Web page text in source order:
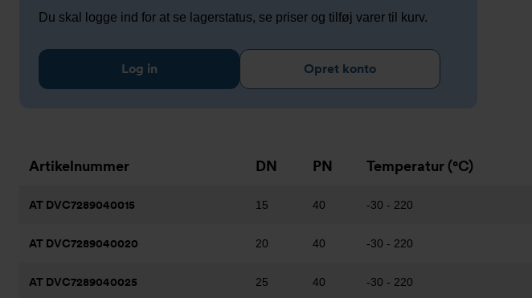
Du skal logge ind for at se lagerstatus, se priser og tilføj varer til kurv.
Log in Opret konto
Artikelnummer DN PN Temperatur (°C)
AT DVC7289040015 15 40 -30 - 220
AT DVC7289040020 20 40 -30 - 220
AT DVC7289040025 25 40 -30 - 220